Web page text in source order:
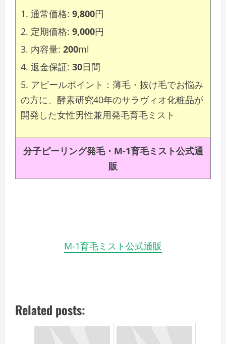
通常価格: 9,800円
定期価格: 9,000円
内容量: 200ml
返金保証: 30日間
アピールポイント：薄毛・抜け毛でお悩み
の方に、酵素研究40年のサラヴィオ化粧品が
開発した女性男性兼用発毛育毛ミスト
分子ピーリング発毛・M-1育毛ミスト公式通
販
M-1育毛ミスト公式通販
Related posts: